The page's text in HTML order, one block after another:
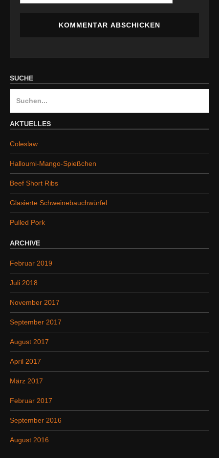
SUCHE
c
e
n
a
c
h
:
AKTUELLES
Coleslaw
Halloumi-Mango-Spießchen
Beef Short Ribs
Glasierte Schweinebauchwürfel
Pulled Pork
ARCHIVE
Februar 2019
Juli 2018
November 2017
September 2017
August 2017
April 2017
März 2017
Februar 2017
September 2016
August 2016